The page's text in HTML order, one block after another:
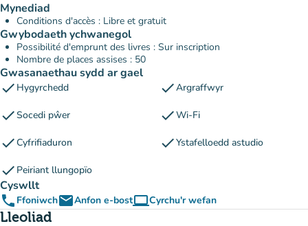
Mynediad
Conditions d'accès : Libre et gratuit
Gwybodaeth ychwanegol
Possibilité d'emprunt des livres : Sur inscription
Nombre de places assises : 50
Gwasanaethau sydd ar gael
check Hygyrchedd checkArgraffwyr
checkSocedi pŵer checkWi-Fi
checkCyfrifiaduron checkYstafelloedd astudio
check Peiriant llungopïo
Cyswllt
phone FfoniwchemailAnfon e-bostcomputerCyrchu'r wefan
(tab newydd)
Lleoliad